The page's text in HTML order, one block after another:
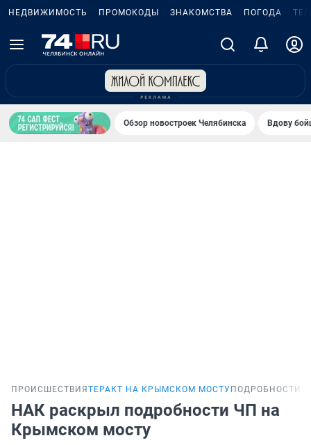
НЕДВИЖИМОСТЬ ПРОМОКОДЫ ЗНАКОМСТВА ПОГОДА
Обзор новостроек Челябинска Вдову
ПРОИСШЕСТВИЯ ТЕРАКТ НА КРЫМСКОМ МОСТУ ПОДРОБНОСТИ
НАК раскрыл подробности ЧП на
Крымском мосту